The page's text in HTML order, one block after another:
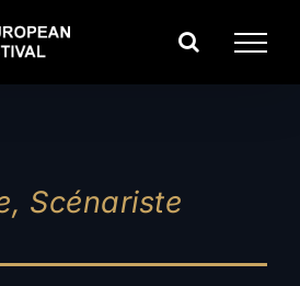
Scénariste